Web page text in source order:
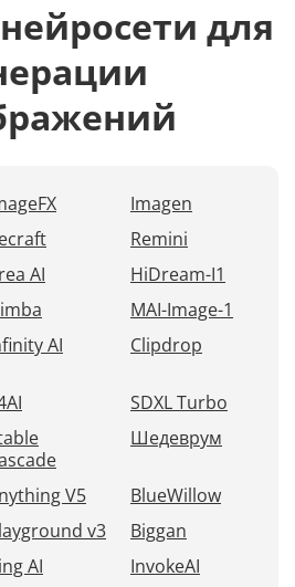
для
Imagen
Remini
AI
HiDream-I1
MAI-Image-1
AI Clipdrop
SDXL Turbo
Шедеврум
V5
BlueWillow
v3
Biggan
AI
InvokeAI